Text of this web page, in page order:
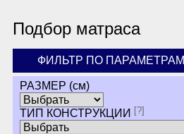
Подбор матраса
ФИЛЬТР ПО ПАРАМЕТРАМ
РАЗМЕР (см)
ТИП КОНСТРУКЦИИ [?]